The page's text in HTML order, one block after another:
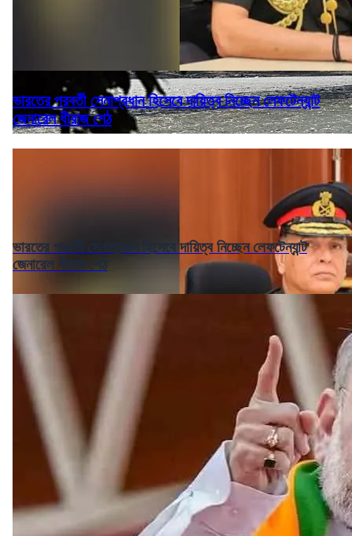
ভারতের পরবর্তী সেনাপ্রধান হিসেবে দায়িত্ব নিচ্ছেন লেফটেন্যান্ট
জেনারেল ধীরাজ শেঠ
ভারতের পরবর্তী সেনাপ্রধান হিসেবে দায়িত্ব নিচ্ছেন লেফটেন্যান্ট
জেনারেল ধীরাজ শেঠ